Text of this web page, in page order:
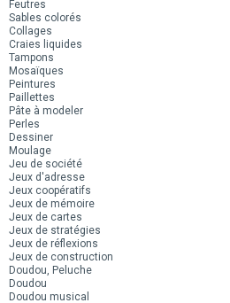
Feutres
Sables colorés
Collages
Craies liquides
Tampons
Mosaïques
Peintures
Paillettes
Pâte à modeler
Perles
Dessiner
Moulage
Jeu de société
Jeux d'adresse
Jeux coopératifs
Jeux de mémoire
Jeux de cartes
Jeux de stratégies
Jeux de réflexions
Jeux de construction
Doudou, Peluche
Doudou
Doudou musical